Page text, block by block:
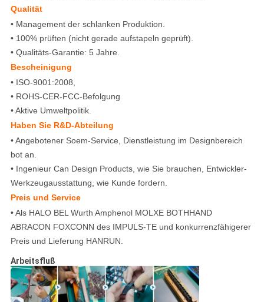
Qualität
• Management der schlanken Produktion.
• 100% prüften (nicht gerade aufstapeln geprüft).
• Qualitäts-Garantie: 5 Jahre.
Bescheinigung
• ISO-9001:2008,
• ROHS-CER-FCC-Befolgung
• Aktive Umweltpolitik.
Haben Sie R&D-Abteilung
• Angebotener Soem-Service, Dienstleistung im Designbereich
bot an.
• Ingenieur Can Design Products, wie Sie brauchen, Entwickler-
Werkzeugausstattung, wie Kunde fordern.
Preis und Service
• Als HALO BEL Wurth Amphenol MOLXE BOTHHAND
ABRACON FOXCONN des IMPULS-TE und konkurrenzfähigerer
Preis und Lieferung HANRUN.
Arbeitsfluß